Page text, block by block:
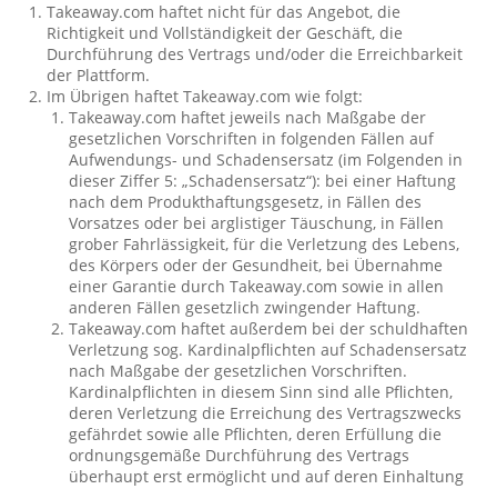
Takeaway.com haftet nicht für das Angebot, die
Richtigkeit und Vollständigkeit der Geschäft, die
Durchführung des Vertrags und/oder die Erreichbarkeit
der Plattform.
Im Übrigen haftet Takeaway.com wie folgt:
Takeaway.com haftet jeweils nach Maßgabe der
gesetzlichen Vorschriften in folgenden Fällen auf
Aufwendungs- und Schadensersatz (im Folgenden in
dieser Ziffer 5: „Schadensersatz“): bei einer Haftung
nach dem Produkthaftungsgesetz, in Fällen des
Vorsatzes oder bei arglistiger Täuschung, in Fällen
grober Fahrlässigkeit, für die Verletzung des Lebens,
des Körpers oder der Gesundheit, bei Übernahme
einer Garantie durch Takeaway.com sowie in allen
anderen Fällen gesetzlich zwingender Haftung.
Takeaway.com haftet außerdem bei der schuldhaften
Verletzung sog. Kardinalpflichten auf Schadensersatz
nach Maßgabe der gesetzlichen Vorschriften.
Kardinalpflichten in diesem Sinn sind alle Pflichten,
deren Verletzung die Erreichung des Vertragszwecks
gefährdet sowie alle Pflichten, deren Erfüllung die
ordnungsgemäße Durchführung des Vertrags
überhaupt erst ermöglicht und auf deren Einhaltung